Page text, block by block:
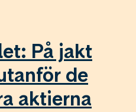
På jakt
de
aktierna